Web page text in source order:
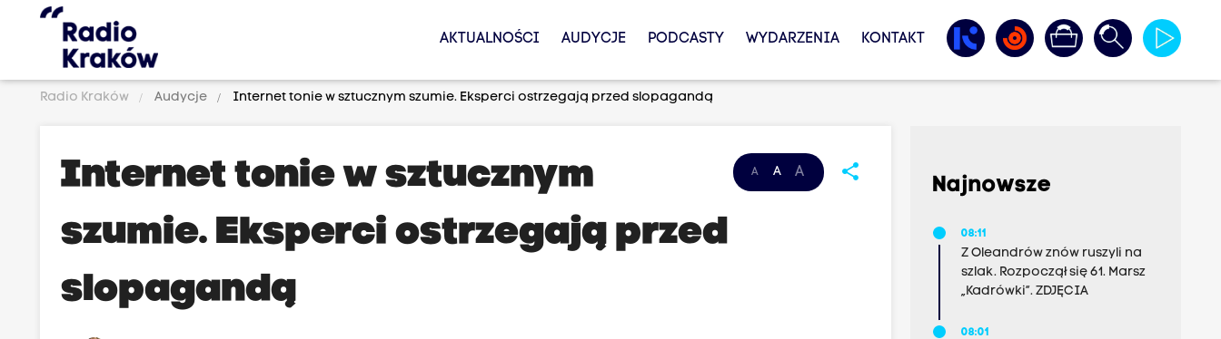
AKTUALNOŚCI AUDYCJE PODCASTY WYDARZENIA KONTAKT
Radio Kraków Audycje Internet tonie w sztucznym szumie. Eksperci ostrzegają przed slopagandą
A A A share
Internet tonie w sztucznym
szumie. Eksperci ostrzegają przed
slopagandą
Najnowsze
08:11
Z Oleandrów znów ruszyli na
szlak. Rozpoczął się 61. Marsz
„Kadrówki”. ZDJĘCIA
08:01